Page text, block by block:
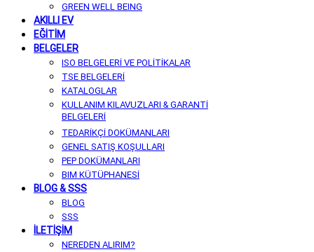
GREEN WELL BEING
AKILLI EV
EĞİTİM
BELGELER
ISO BELGELERİ VE POLİTİKALAR
TSE BELGELERİ
KATALOGLAR
KULLANIM KILAVUZLARI & GARANTİ
BELGELERİ
TEDARİKÇİ DOKÜMANLARI
GENEL SATIŞ KOŞULLARI
PEP DOKÜMANLARI
BIM KÜTÜPHANESİ
BLOG & SSS
BLOG
SSS
İLETİŞİM
NEREDEN ALIRIM?